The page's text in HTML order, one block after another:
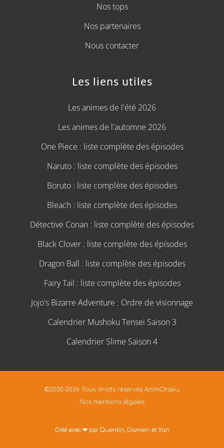
Nos tops
Nos partenaires
Nous contacter
Les liens utiles
Les animes de l'été 2026
Les animes de l'automne 2026
One Piece : liste complète des épisodes
Naruto : liste complète des épisodes
Boruto : liste complète des épisodes
Bleach : liste complète des épisodes
Détective Conan : liste complète des épisodes
Black Clover : liste complète des épisodes
Dragon Ball : liste complète des épisodes
Fairy Tail : liste complète des épisodes
Jojo's Bizarre Adventure : Ordre de visionnage
Calendrier Mushoku Tensei Saison 3
Calendrier Slime Saison 4
©2020-2026 Tous droits réservés AnimOtaku.
Nos mentions légales
Créé avec ❤ par Quentin, Damienet Yan